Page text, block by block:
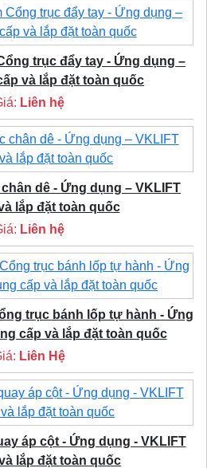
trục đẩy tay - Ứng dụng –
và lắp đặt toàn quốc
Liên hệ
dê - Ứng dụng – VKLIFT
lắp đặt toàn quốc
Liên hệ
trục bánh lốp tự hành - Ứng
cấp và lắp đặt toàn quốc
Liên Hệ
áp cột - Ứng dụng - VKLIFT
lắp đặt toàn quốc